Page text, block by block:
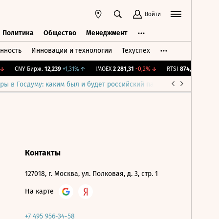
Войти
Политика Общество Менеджмент
Инновации и технологии Техуспех
CNY Бирж. 12,239 +1,31%↑ IMOEX 2 281,31 -0,2%↓ RTSI 874,64
в Госдуму: каким был и будет российский парламент
Контакты
127018, г. Москва, ул. Полковая, д. 3, стр. 1
На карте
+7 495 956-34-58